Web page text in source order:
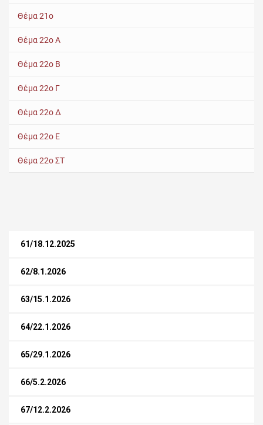
Θέμα 21ο
Θέμα 22ο Α
Θέμα 22ο Β
Θέμα 22ο Γ
Θέμα 22ο Δ
Θέμα 22ο Ε
Θέμα 22ο ΣΤ
61/18.12.2025
62/8.1.2026
63/15.1.2026
64/22.1.2026
65/29.1.2026
66/5.2.2026
67/12.2.2026